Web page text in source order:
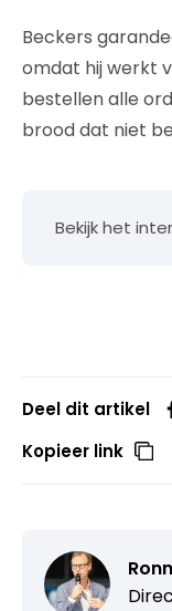
Beckers
omdat hij werkt
bestellen alle
brood dat niet
Bekijk het
Deel dit artikel
Kopieer link